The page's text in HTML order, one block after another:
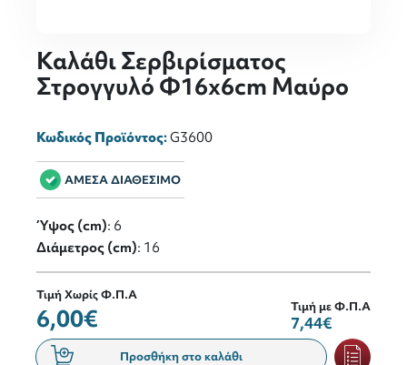
Καλάθι Σερβιρίσματος
Στρογγυλό Φ16x6cm Μαύρο
Κωδικός Προϊόντος:G3600
ΑΜΕΣΑ ΔΙΑΘΕΣΙΜΟ
Ύψος (cm): 6
Διάμετρος (cm): 16
Τιμή Χωρίς Φ.Π.Α
6,00€ Τιμή με Φ.Π.Α
7,44€
Προσθήκη στο καλάθι